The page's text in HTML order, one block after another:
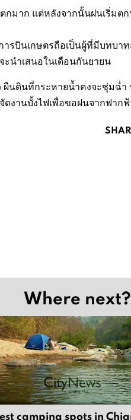
มาก แต่หลังจากนั้นฝนเริ่มต
รบินเกษตรถือเป็นผู้ที่มีบทบ
ะนำเสนอในเดือนกันยายน
ดินที่กระหายน้ำคงจะชุ่มฉ่ำ
งานบั้งไฟเพื่อขอฝนจากฟาก
Where next?
camping spots in